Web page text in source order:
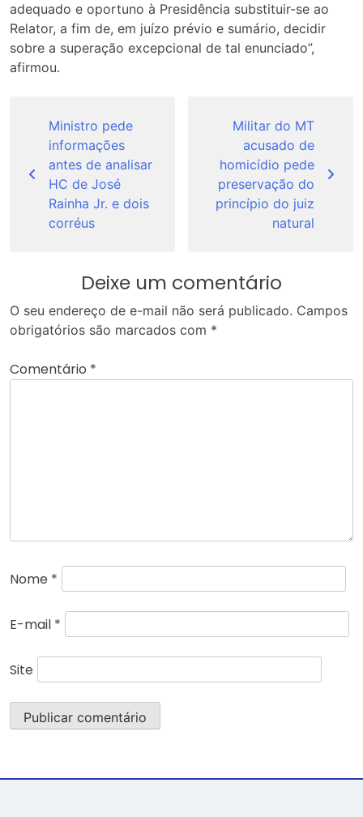
adequado e oportuno à Presidência substituir-se ao
Relator, a fim de, em juízo prévio e sumário, decidir
sobre a superação excepcional de tal enunciado”,
afirmou.
Post
Ministro pede
informações
antes de analisar
HC de José
Rainha Jr. e dois
corréus
Militar do MT
acusado de
homicídio pede
preservação do
princípio do juiz
natural
Deixe um comentário
O seu endereço de e-mail não será publicado. Campos
obrigatórios são marcados com *
Comentário *
Nome *
E-mail *
Site